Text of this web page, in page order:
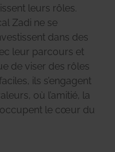
leurs rôles.
Zadi ne se
dans des
leur parcours et
de viser des rôles
ils s’engagent
où l’amitié, la
le cœur du